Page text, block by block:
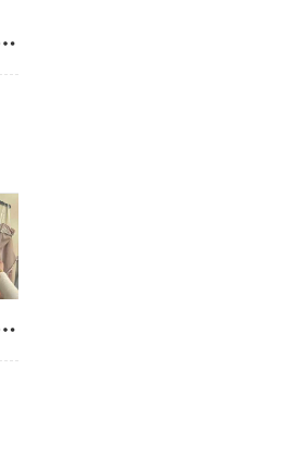
과, 색: Dusty Purple, 사이즈: 3XL